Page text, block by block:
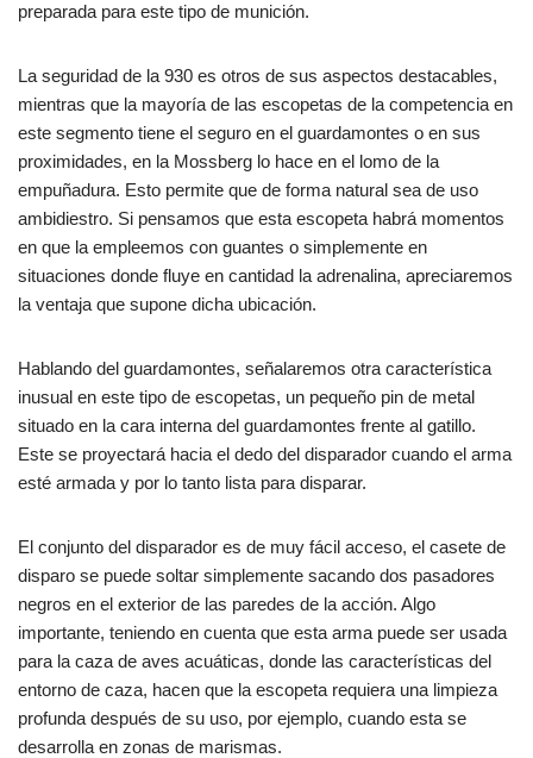
preparada para este tipo de munición.
La seguridad de la 930 es otros de sus aspectos destacables,
mientras que la mayoría de las escopetas de la competencia en
este segmento tiene el seguro en el guardamontes o en sus
proximidades, en la Mossberg lo hace en el lomo de la
empuñadura. Esto permite que de forma natural sea de uso
ambidiestro. Si pensamos que esta escopeta habrá momentos
en que la empleemos con guantes o simplemente en
situaciones donde fluye en cantidad la adrenalina, apreciaremos
la ventaja que supone dicha ubicación.
Hablando del guardamontes, señalaremos otra característica
inusual en este tipo de escopetas, un pequeño pin de metal
situado en la cara interna del guardamontes frente al gatillo.
Este se proyectará hacia el dedo del disparador cuando el arma
esté armada y por lo tanto lista para disparar.
El conjunto del disparador es de muy fácil acceso, el casete de
disparo se puede soltar simplemente sacando dos pasadores
negros en el exterior de las paredes de la acción. Algo
importante, teniendo en cuenta que esta arma puede ser usada
para la caza de aves acuáticas, donde las características del
entorno de caza, hacen que la escopeta requiera una limpieza
profunda después de su uso, por ejemplo, cuando esta se
desarrolla en zonas de marismas.